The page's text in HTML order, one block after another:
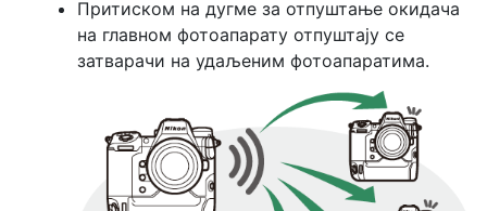
Притиском на дугме за отпуштање окидача
на главном фотоапарату отпуштају се
затварачи на удаљеним фотоапаратима.